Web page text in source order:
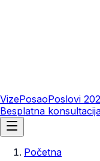
VizePosaoPoslovi
Besplatna
Početna